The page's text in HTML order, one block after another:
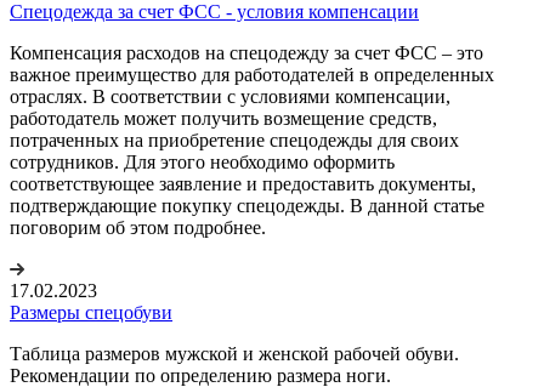
Спецодежда за счет ФСС - условия компенсации
Компенсация расходов на спецодежду за счет ФСС – это
важное преимущество для работодателей в определенных
отраслях. В соответствии с условиями компенсации,
работодатель может получить возмещение средств,
потраченных на приобретение спецодежды для своих
сотрудников. Для этого необходимо оформить
соответствующее заявление и предоставить документы,
подтверждающие покупку спецодежды. В данной статье
поговорим об этом подробнее.
17.02.2023
Размеры спецобуви
Таблица размеров мужской и женской рабочей обуви.
Рекомендации по определению размера ноги.